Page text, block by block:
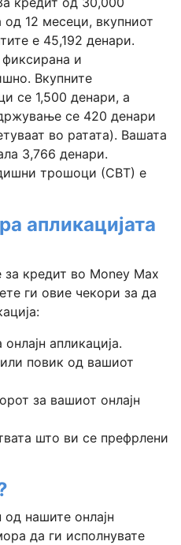
12 месеци, вкупниот
е 45,192 денари.
и
Вкупните
се 1,500 денари, а
се 420 денари
во ратата). Вашата
3,766 денари.
трошоци (СВТ) е
апликацијата
кредит во Money Max
ги овие чекори за да
апликација.
повик од вашиот
за вашиот онлајн
што ви се префрлени
нашите онлајн
да ги исполнувате